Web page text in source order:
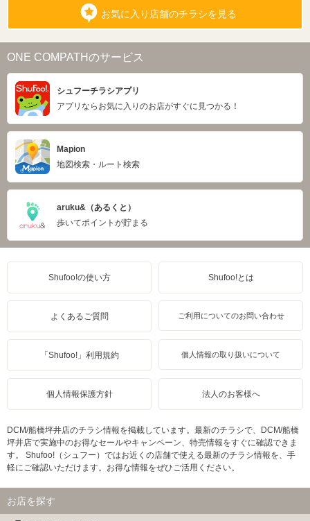
お気に入り店舗のチラシを見る
ONE COMPATHのサービス
シュフーチラシアプリ
アプリならお気に入りのお店がすぐに見つかる！
Mapion
地図検索・ルート検索
aruku&（あるくと）
歩いてポイントが貯まる
Shufoo!の使い方 Shufoo!とは
よくあるご質問 ご利用についてのお問い合わせ
「Shufoo!」利用規約 個人情報の取り扱いについて
個人情報保護方針 法人のお客様へ
DCM/船橋坪井店のチラシ情報を掲載しています。最新のチラシで、DCM/船橋
坪井店で実施中のお得なセールやキャンペーン、特売情報をすぐに確認できま
す。 Shufoo!（シュフー）ではお近くの店舗で使える最新のチラシ情報を、手
軽にご確認いただけます。お得な情報をぜひご活用ください。
お店を探す